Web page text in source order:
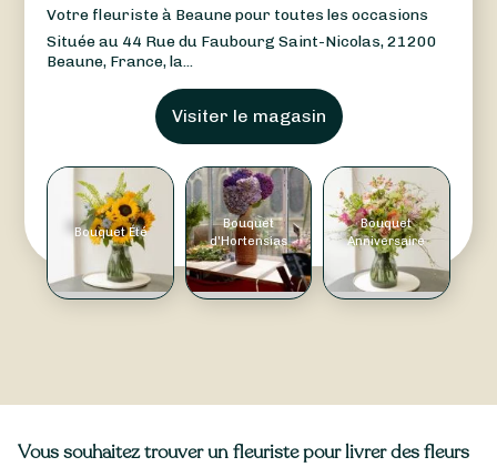
Votre fleuriste à Beaune pour toutes les occasions
Située au 44 Rue du Faubourg Saint-Nicolas, 21200
Beaune, France, la...
Visiter le magasin
Bouquet Été
Bouquet
d'Hortensias
Bouquet
Anniversaire
Vous souhaitez trouver un fleuriste pour livrer des fleurs